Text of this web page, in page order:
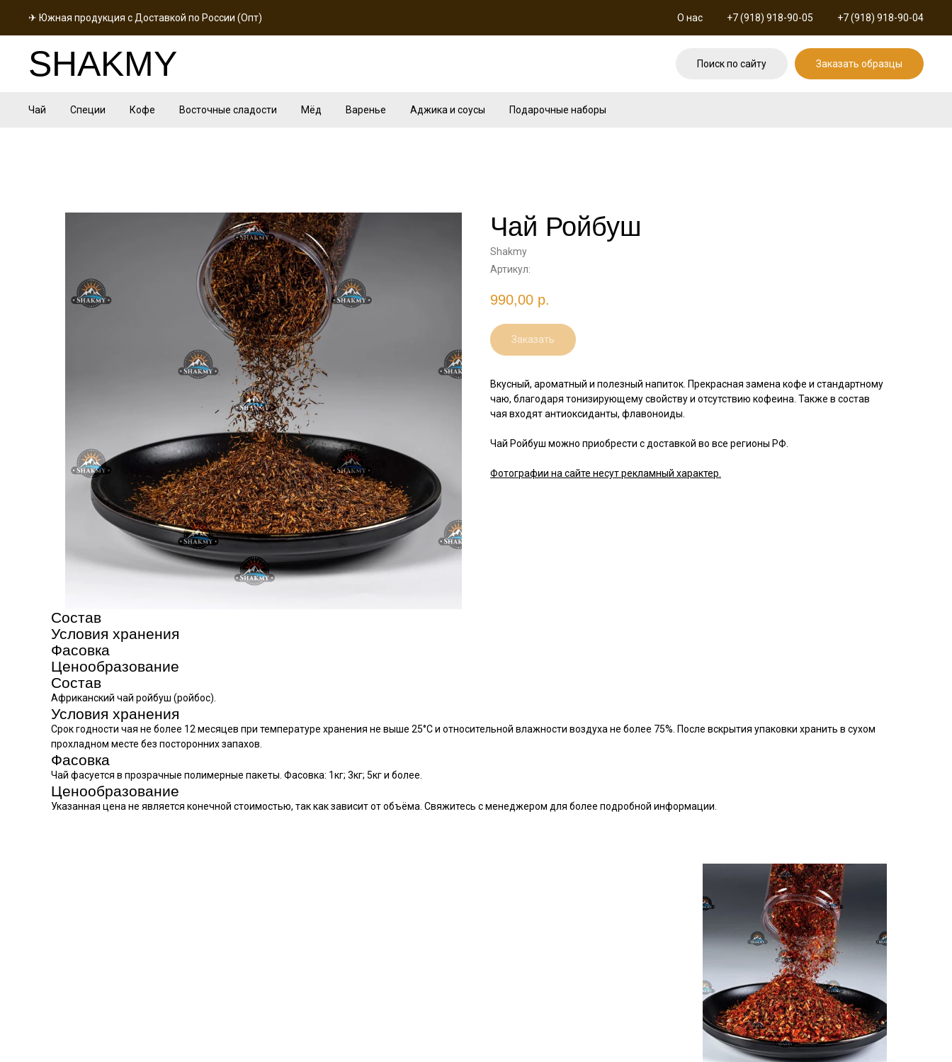
✈ Южная продукция с Доставкой по России (Опт) О нас +7 (918) 918-90-05 +7 (918) 918-90-04
SHAKMY Поиск по сайту Заказать образцы
Чай Специи Кофе Восточные сладости Мёд Варенье Аджика и соусы Подарочные наборы
Чай Ройбуш
Shakmy
Артикул:
990,00 р.
Заказать
Вкусный, ароматный и полезный напиток. Прекрасная замена кофе и стандартному
чаю, благодаря тонизирующему свойству и отсутствию кофеина. Также в состав
чая входят антиоксиданты, флавоноиды.
Чай Ройбуш можно приобрести с доставкой во все регионы РФ.
Фотографии на сайте несут рекламный характер.
Состав
Условия хранения
Фасовка
Ценообразование
Состав
Африканский чай ройбуш (ройбос).
Условия хранения
Срок годности чая не более 12 месяцев при температуре хранения не выше 25°С и относительной влажности воздуха не более 75%. После вскрытия упаковки хранить в сухом
прохладном месте без посторонних запахов.
Фасовка
Чай фасуется в прозрачные полимерные пакеты. Фасовка: 1кг; 3кг; 5кг и более.
Ценообразование
Указанная цена не является конечной стоимостью, так как зависит от объёма. Свяжитесь с менеджером для более подробной информации.